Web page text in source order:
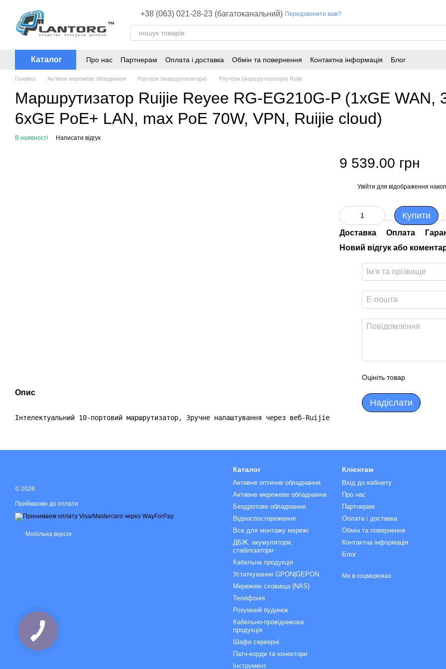
+38 (063) 021-28-23 (багатоканальний) Передзвонити вам?
Каталог Про нас Партнерам Оплата і доставка Обмін та повернення Контактна інформація Блог
Головна Активне мережеве обладнання Роутери (маршрутизатори) Роутери (маршрутизатори) Ruijie
Маршрутизатор Ruijie Reyee RG-EG210G-P (1xGE WAN,
6xGE PoE+ LAN, max PoE 70W, VPN, Ruijie cloud)
В наявності Написати відгук
Опис
Інтелектуальний 10-портовий маршрутизатор, Зручне налаштування через веб-Ruijie Cloud, або мобільний
9 539.00 грн
Увійти для відображення
Купити
Доставка Оплата
Новий відгук або
Оцініть товар
Надіслати
© 2026
Приймаємо до оплати
Мобільна версія
Каталог
Активне оптичне обладнання
Активне мережеве обладнання
Бездротове обладнання
Відеоспостереження
Все для монтажу мережі
ДБЖ, акумулятори,
стабілізатори
Кабельна продукція
Устаткування GPON|GEPON
Мережеві сховища (NAS)
Телефонія
Розумний будинок
Кабельно-провідникова
продукція
Шафи серверні
Патч-корди та конектори
Інструмент
Клієнтам
Вхід до кабінету
Про нас
Партнерам
Оплата і доставка
Обмін та повернення
Контактна інформація
Блог
Ми в соцмережах